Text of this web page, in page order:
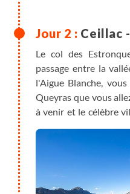
Ceillac
Le col des
passage entre la
l'Aigue Blanche,
Queyras que vous
à venir et le célèbre
Nuit à Saint-Véran.
Variante :
(+1h)